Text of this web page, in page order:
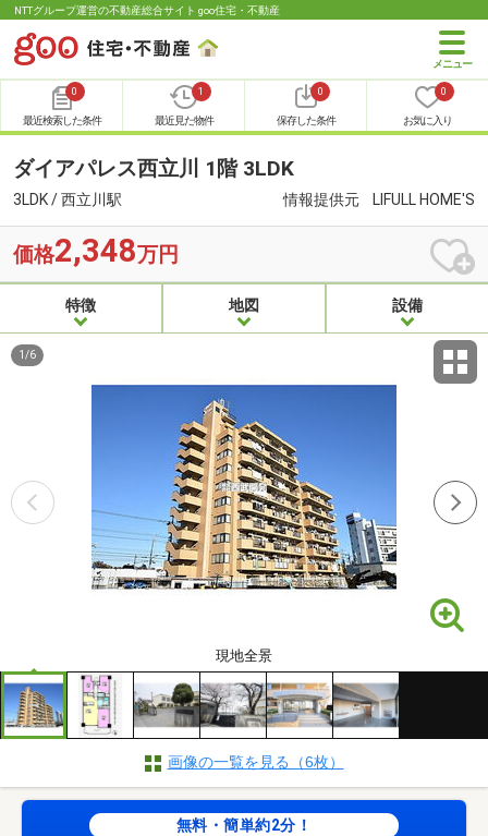
NTTグループ運営の不動産総合サイト goo住宅・不動産
0
最近検索した条件
1
最近見た物件
0
保存した条件
0
お気に入り
ダイアパレス西立川 1階 3LDK
3LDK / 西立川駅 情報提供元 LIFULL HOME'S
価格2,348万円
特徴 地図 設備
現地全景
1 /6
画像の一覧を見る（6枚）
無料・簡単約2分！